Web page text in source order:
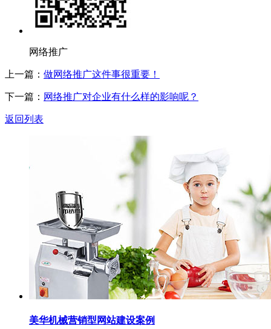
网络推广
上一篇： 做网络推广这件事很重要！
下一篇： 网络推广对企业有什么样的影响呢？
返回列表
美华机械营销型网站建设案例